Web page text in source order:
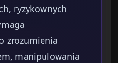
ryzykownych
zrozumienia
manipulowania